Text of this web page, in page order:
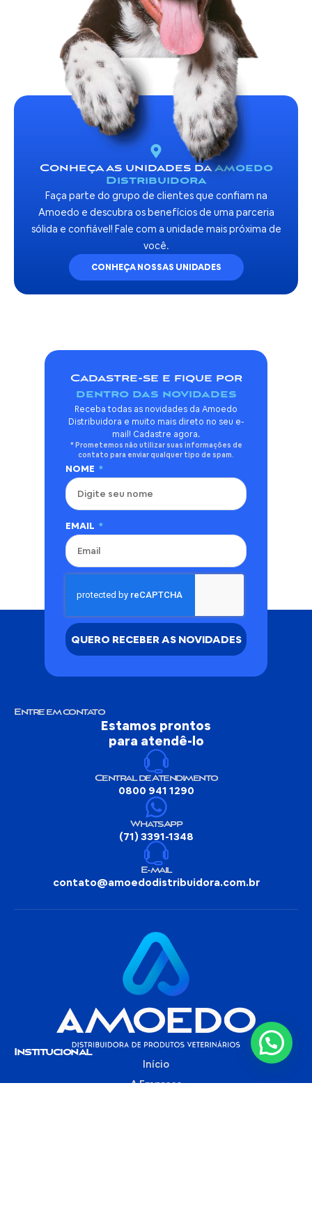
Conheça as unidades daAmoedo
Distribuidora
Faça parte do grupo de clientes que confiam na
Amoedo e descubra os benefícios de uma parceria
sólida e confiável! Fale com a unidade mais próxima de
você.
CONHEÇA NOSSAS UNIDADES
Cadastre-se e fique por
dentro das novidades
Receba todas as novidades da Amoedo
Distribuidora e muito mais direto no seu e-
mail! Cadastre agora.
* Prometemos não utilizar suas informações de
contato para enviar qualquer tipo de spam.
NOME
EMAIL
QUERO RECEBER AS NOVIDADES
Entre em contato
Estamos prontos
para atendê-lo
Central de Atendimento
0800 941 1290
WhatsApp
(71) 3391-1348
E-mail
contato@amoedodistribuidora.com.br
Institucional
Início
A Empresa